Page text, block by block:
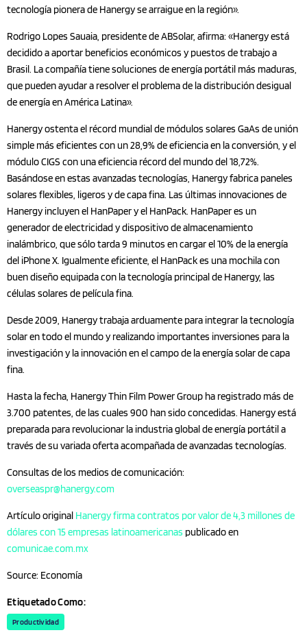
tecnología pionera de Hanergy se arraigue en la región».
Rodrigo Lopes Sauaia, presidente de ABSolar, afirma: «Hanergy está
decidido a aportar beneficios económicos y puestos de trabajo a
Brasil. La compañía tiene soluciones de energía portátil más maduras,
que pueden ayudar a resolver el problema de la distribución desigual
de energía en América Latina».
Hanergy ostenta el récord mundial de módulos solares GaAs de unión
simple más eficientes con un 28,9% de eficiencia en la conversión, y el
módulo CIGS con una eficiencia récord del mundo del 18,72%.
Basándose en estas avanzadas tecnologías, Hanergy fabrica paneles
solares flexibles, ligeros y de capa fina. Las últimas innovaciones de
Hanergy incluyen el HanPaper y el HanPack. HanPaper es un
generador de electricidad y dispositivo de almacenamiento
inalámbrico, que sólo tarda 9 minutos en cargar el 10% de la energía
del iPhone X. Igualmente eficiente, el HanPack es una mochila con
buen diseño equipada con la tecnología principal de Hanergy, las
células solares de película fina.
Desde 2009, Hanergy trabaja arduamente para integrar la tecnología
solar en todo el mundo y realizando importantes inversiones para la
investigación y la innovación en el campo de la energía solar de capa
fina.
Hasta la fecha, Hanergy Thin Film Power Group ha registrado más de
3.700 patentes, de las cuales 900 han sido concedidas. Hanergy está
preparada para revolucionar la industria global de energía portátil a
través de su variada oferta acompañada de avanzadas tecnologías.
Consultas de los medios de comunicación:
overseaspr@hanergy.com
Artículo original Hanergy firma contratos por valor de 4,3 millones de
dólares con 15 empresas latinoamericanas publicado en
comunicae.com.mx
Source: Economía
Etiquetado Como:
Productividad